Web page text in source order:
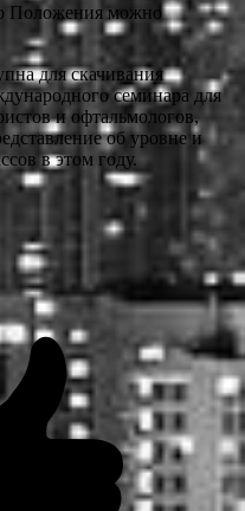
Положения можно
для скачивания
семинара для
и офтальмологов,
об уровне и
в этом году.